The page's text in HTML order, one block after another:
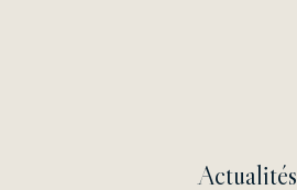
Actualités